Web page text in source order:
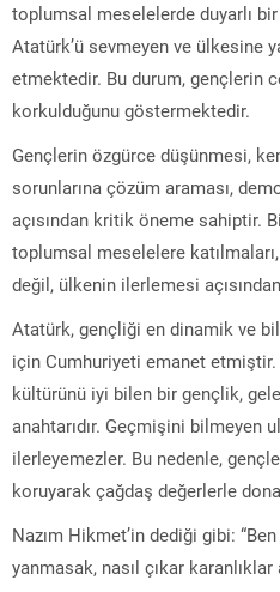
toplumsal meselelerde duyarlı
Atatürk’ü sevmeyen ve ülkesine
etmektedir. Bu durum, gençlerin
korkulduğunu göstermektedir.
Gençlerin özgürce düşünmesi,
sorunlarına çözüm araması,
açısından kritik öneme sahiptir.
toplumsal meselelere
değil, ülkenin ilerlemesi
Atatürk, gençliği en dinamik ve
için Cumhuriyeti emanet
kültürünü iyi bilen bir gençlik,
anahtarıdır. Geçmişini bilmeyen
ilerleyemezler. Bu nedenle,
koruyarak çağdaş değerlerle
Nazım Hikmet’in dediği gibi:
yanmasak, nasıl çıkar karanlıklar